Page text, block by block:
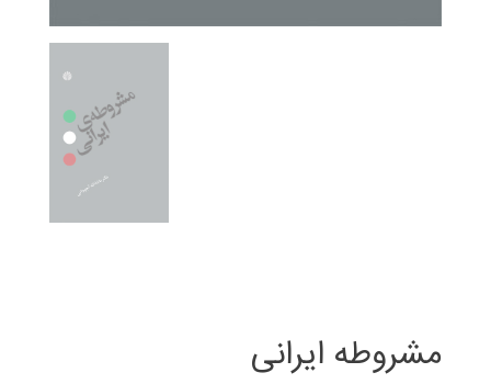
مشروطه ایرانی